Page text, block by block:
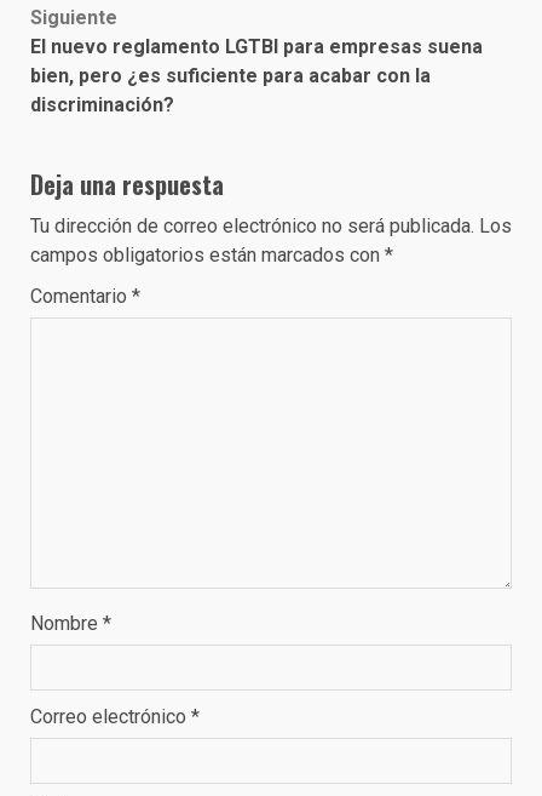
Siguiente
El nuevo reglamento LGTBI para empresas suena
bien, pero ¿es suficiente para acabar con la
discriminación?
Deja una respuesta
Tu dirección de correo electrónico no será publicada. Los
campos obligatorios están marcados con *
Comentario *
Nombre *
Correo electrónico *